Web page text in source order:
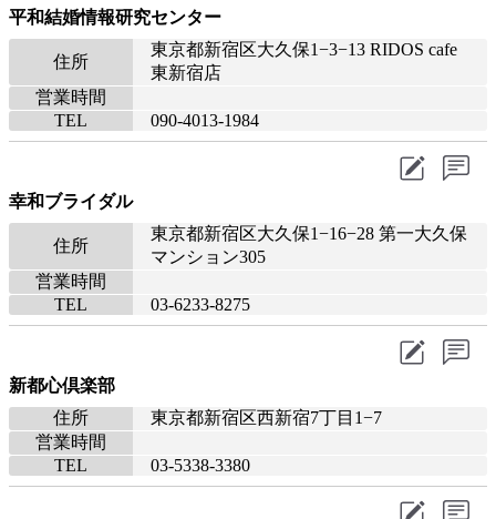
平和結婚情報研究センター
住所
東京都新宿区大久保1−3−13 RIDOS cafe
東新宿店
営業時間
TEL
090-4013-1984
幸和ブライダル
住所
東京都新宿区大久保1−16−28 第一大久保
マンション305
営業時間
TEL
03-6233-8275
新都心倶楽部
住所
東京都新宿区西新宿7丁目1−7
営業時間
TEL
03-5338-3380